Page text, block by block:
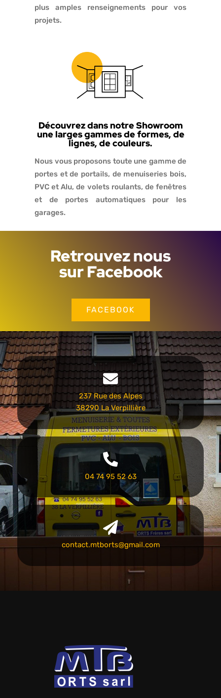
plus amples renseignements pour vos
projets.
Découvrez dans notre Showroom
une larges gammes de formes, de
lignes, de couleurs.
Nous vous proposons toute une gamme de
portes et de portails, de menuiseries bois,
PVC et Alu, de volets roulants, de fenêtres
et de portes automatiques pour les
garages.
Retrouvez nous
sur Facebook
FACEBOOK
237 Rue des Alpes
38290 La Verpillière
04 74 95 52 63
contact.mtborts@gmail.com